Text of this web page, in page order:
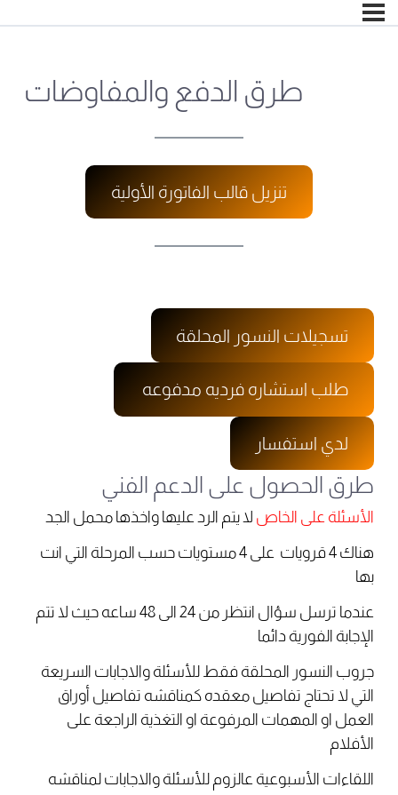
طرق الدفع والمفاوضات
تنزيل قالب الفاتورة الأولية
تسجيلات النسور المحلقة
طلب استشاره فرديه مدفوعه
لدي استفسار
طرق الحصول على الدعم الفني
الأسئلة على الخاص لا يتم الرد عليها واخذها محمل الجد
هناك 4 قرويات على 4 مستويات حسب المرحلة التي انت
بها
عندما ترسل سؤال انتظر من 24 الى 48 ساعه حيث لا تتم
الإجابة الفورية دائما
جروب النسور المحلقة فقط للأسئلة والاجابات السريعة
التي لا تحتاج تفاصيل معقده كمناقشه تفاصيل أوراق
العمل او المهمات المرفوعة او التغذية الراجعة على
الأفلام
اللقاءات الأسبوعية عالزوم للأسئلة والاجابات لمناقشه